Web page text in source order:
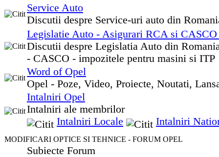
Service Auto
Discutii despre Service-uri auto din
Legislatie Auto - Asigurari RCA si
Discutii despre Legislatia Auto din
- CASCO - impozitele pentru masini si ITP
Word of Opel
Opel - Poze, Video, Proiecte, Noutati,
Intalniri Opel
Intalniri ale membrilor
Intalniri Locale
Intalniri
MODIFICARI OPTICE SI TEHNICE - FORUM OPEL
Subiecte Forum